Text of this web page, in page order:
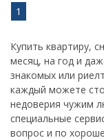
1
Купить квартиру,
месяц, на год и
знакомых или
каждый можете
недоверия чужим
специальные
вопрос и по